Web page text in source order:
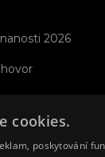
2026
cookies.
poskytování